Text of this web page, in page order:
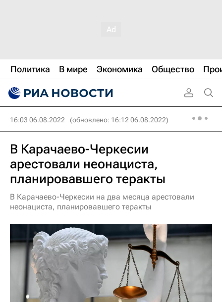
Политика В мире Экономика Общество
16:03 06.08.2022 (обновлено: 16:12 06.08.2022)
В Карачаево-Черкесии
арестовали неонациста,
планировавшего теракты
В Карачаево-Черкесии на два месяца арестовали
неонациста, планировавшего теракты